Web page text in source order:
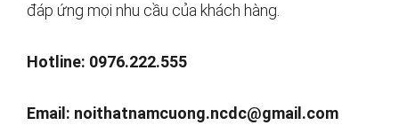
đáp ứng mọi nhu cầu của khách hàng.
Hotline: 0976.222.555
Email: noithatnamcuong.ncdc@gmail.com